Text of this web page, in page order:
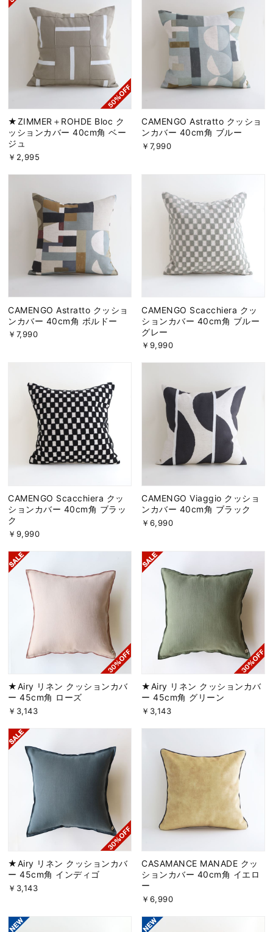
★ZIMMER＋ROHDE Bloc ク
ッションカバー 40cm角 ベー
ジュ
￥2,995
CAMENGO Astratto クッショ
ンカバー 40cm角 ブルー
￥7,990
CAMENGO Astratto クッショ
ンカバー 40cm角 ボルドー
￥7,990
CAMENGO Scacchiera クッ
ションカバー 40cm角 ブルー
グレー
￥9,990
CAMENGO Scacchiera クッ
ションカバー 40cm角 ブラッ
ク
￥9,990
CAMENGO Viaggio クッショ
ンカバー 40cm角 ブラック
￥6,990
★Airy リネン クッションカバ
ー 45cm角 ローズ
￥3,143
★Airy リネン クッションカバ
ー 45cm角 グリーン
￥3,143
★Airy リネン クッションカバ
ー 45cm角 インディゴ
￥3,143
CASAMANCE MANADE クッ
ションカバー 40cm角 イエロ
ー
￥6,990